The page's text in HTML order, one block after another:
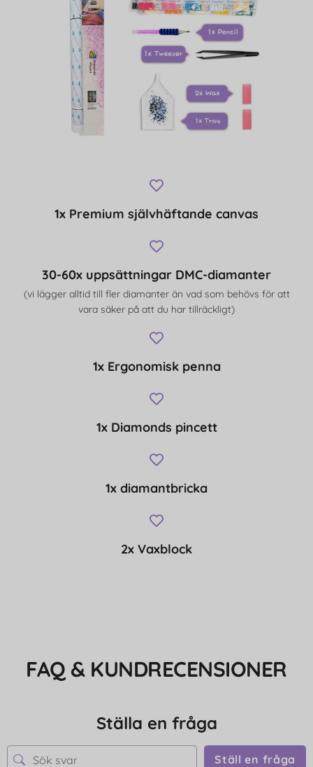
1x Premium självhäftande canvas
30-60x uppsättningar DMC-diamanter
(vi lägger alltid till fler diamanter än vad som behövs för att
vara säker på att du har tillräckligt)
1x Ergonomisk penna
1x Diamonds pincett
1x diamantbricka
2x Vaxblock
FAQ & KUNDRECENSIONER
Ställa en fråga
Ställ en fråga